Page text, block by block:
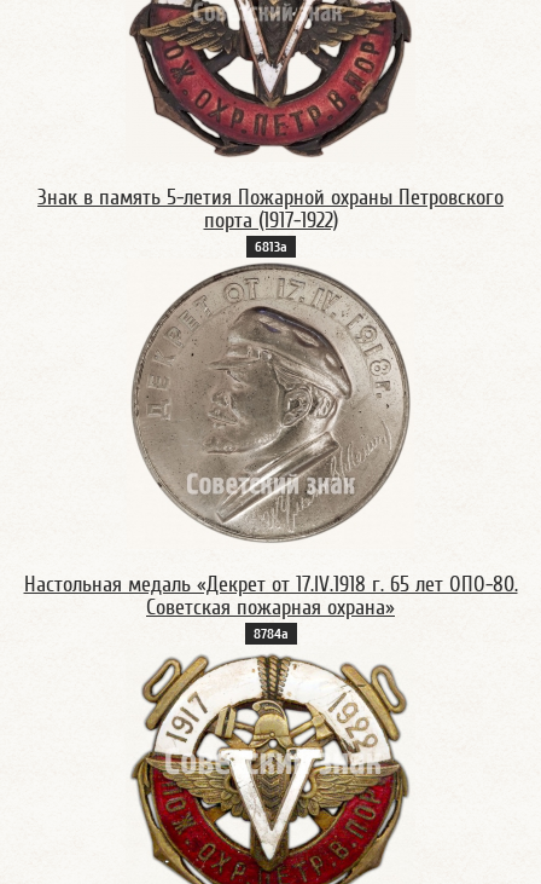
Знак в память 5-летия Пожарной охраны Петровского
порта (1917-1922)
6813а
Настольная медаль «Декрет от 17.IV.1918 г. 65 лет ОПО-80.
Советская пожарная охрана»
8784а